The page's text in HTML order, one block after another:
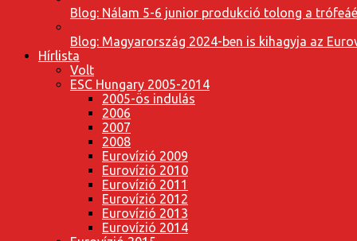
Blog: Nálam 5-6 junior produkció tolong a
Blog: Magyarország 2024-ben is kihagyja az
Hírlista
Volt
ESC Hungary 2005-2014
2005-ös indulás
2006
2007
2008
Eurovízió 2009
Eurovízió 2010
Eurovízió 2011
Eurovízió 2012
Eurovízió 2013
Eurovízió 2014